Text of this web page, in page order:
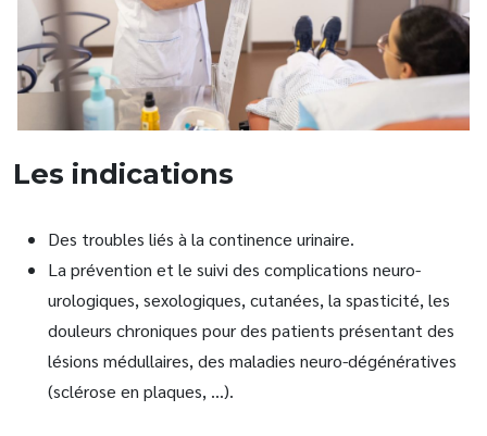
Les indications
Des troubles liés à la continence urinaire.
La prévention et le suivi des complications neuro-
urologiques, sexologiques, cutanées, la spasticité, les
douleurs chroniques pour des patients présentant des
lésions médullaires, des maladies neuro-dégénératives
(sclérose en plaques, …).